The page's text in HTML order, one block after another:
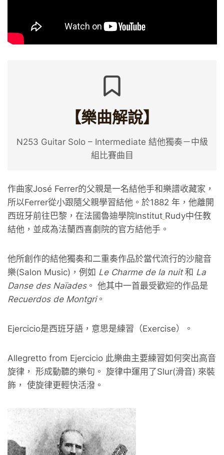
【樂曲解說】
N253 Guitar Solo – Intermediate 結他獨奏－中級
組比賽曲目
作曲家José Ferrer的父親是一名結他手和樂譜收藏家，
所以Ferrer從小跟隨父親學習結他。於1882 年，他離開
西班牙前往巴黎，在法國魯迪學院Institut Rudy中任教
結他，並成為法蘭西喜劇院的官方結他手。
他所創作的結他獨奏和二重奏作品於當代流行的沙龍音
樂(Salon Music)，例如 Le Charme de la nuit和 La
Danse des Naïades。 他其中一首最受歡迎的作品是
Recuerdos de Montgri。
Ejercicio是西班牙語，意思是練習（Exercise）。
Allegretto from Ejercicio 此樂曲主要練習如何突出高音
旋律， 形成動聽的樂句。 旋律中運用了Slur(滑音) 來裝
飾， 使旋律更輕快活潑。